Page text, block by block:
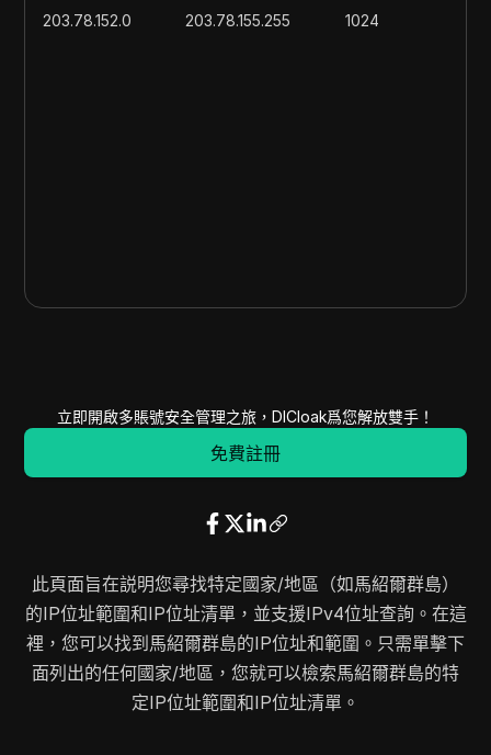
203.78.152.0
203.78.155.255 1024
立即開啟多賬號安全管理之旅，DICloak爲您解放雙手！
免費註冊
此頁面旨在説明您尋找特定國家/地區（如馬紹爾群島）
的IP位址範圍和IP位址清單，並支援IPv4位址查詢。在這
裡，您可以找到馬紹爾群島的IP位址和範圍。只需單擊下
面列出的任何國家/地區，您就可以檢索馬紹爾群島的特
定IP位址範圍和IP位址清單。